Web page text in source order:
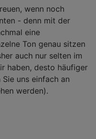
wenn noch
- denn mit der
eine
Ton genau sitzen
auch nur selten im
haben, desto häufiger
uns einfach an
werden).